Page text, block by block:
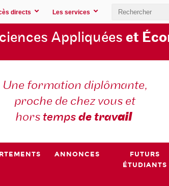
directs Les services
Appliquées et
Une formation diplômante,
proche de chez vous et
hors tempsde travail
ANNONCES
FUTURS
ÉTUDIANTS